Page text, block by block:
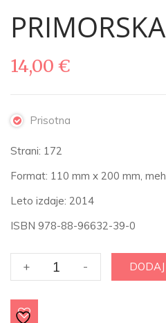
14,00 €
Prisotna
Strani: 172
Format: 110 mm x 200 mm,
Leto izdaje: 2014
ISBN 978-88-96632-39-0
+
PRIMORSKA
ZGODBA
-